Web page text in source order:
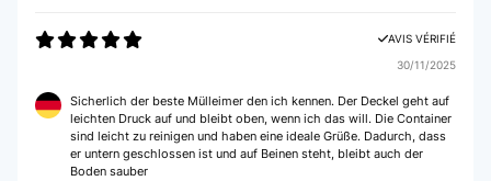
AVIS VÉRIFIÉ
30/11/2025
Sicherlich der beste Mülleimer den ich kennen. Der Deckel geht auf
leichten Druck auf und bleibt oben, wenn ich das will. Die Container
sind leicht zu reinigen und haben eine ideale Grüße. Dadurch, dass
er untern geschlossen ist und auf Beinen steht, bleibt auch der
Boden sauber